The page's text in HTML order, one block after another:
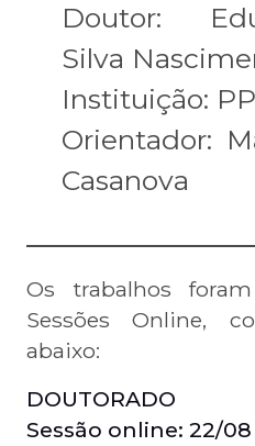
Doutor:
Silva
Instituição:
Orientador:
Casanova
Os trabalhos
Sessões Online,
abaixo:
DOUTORADO
Sessão online: 22/